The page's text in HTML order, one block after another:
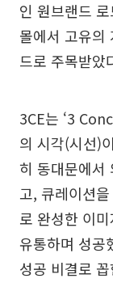
인 원브랜드
몰에서 고유의
드로 주목받았
3CE는 ‘3
의 시각(시선)
히 동대문에서
고, 큐레이션
로 완성한 이
유통하며 성공
성공 비결로